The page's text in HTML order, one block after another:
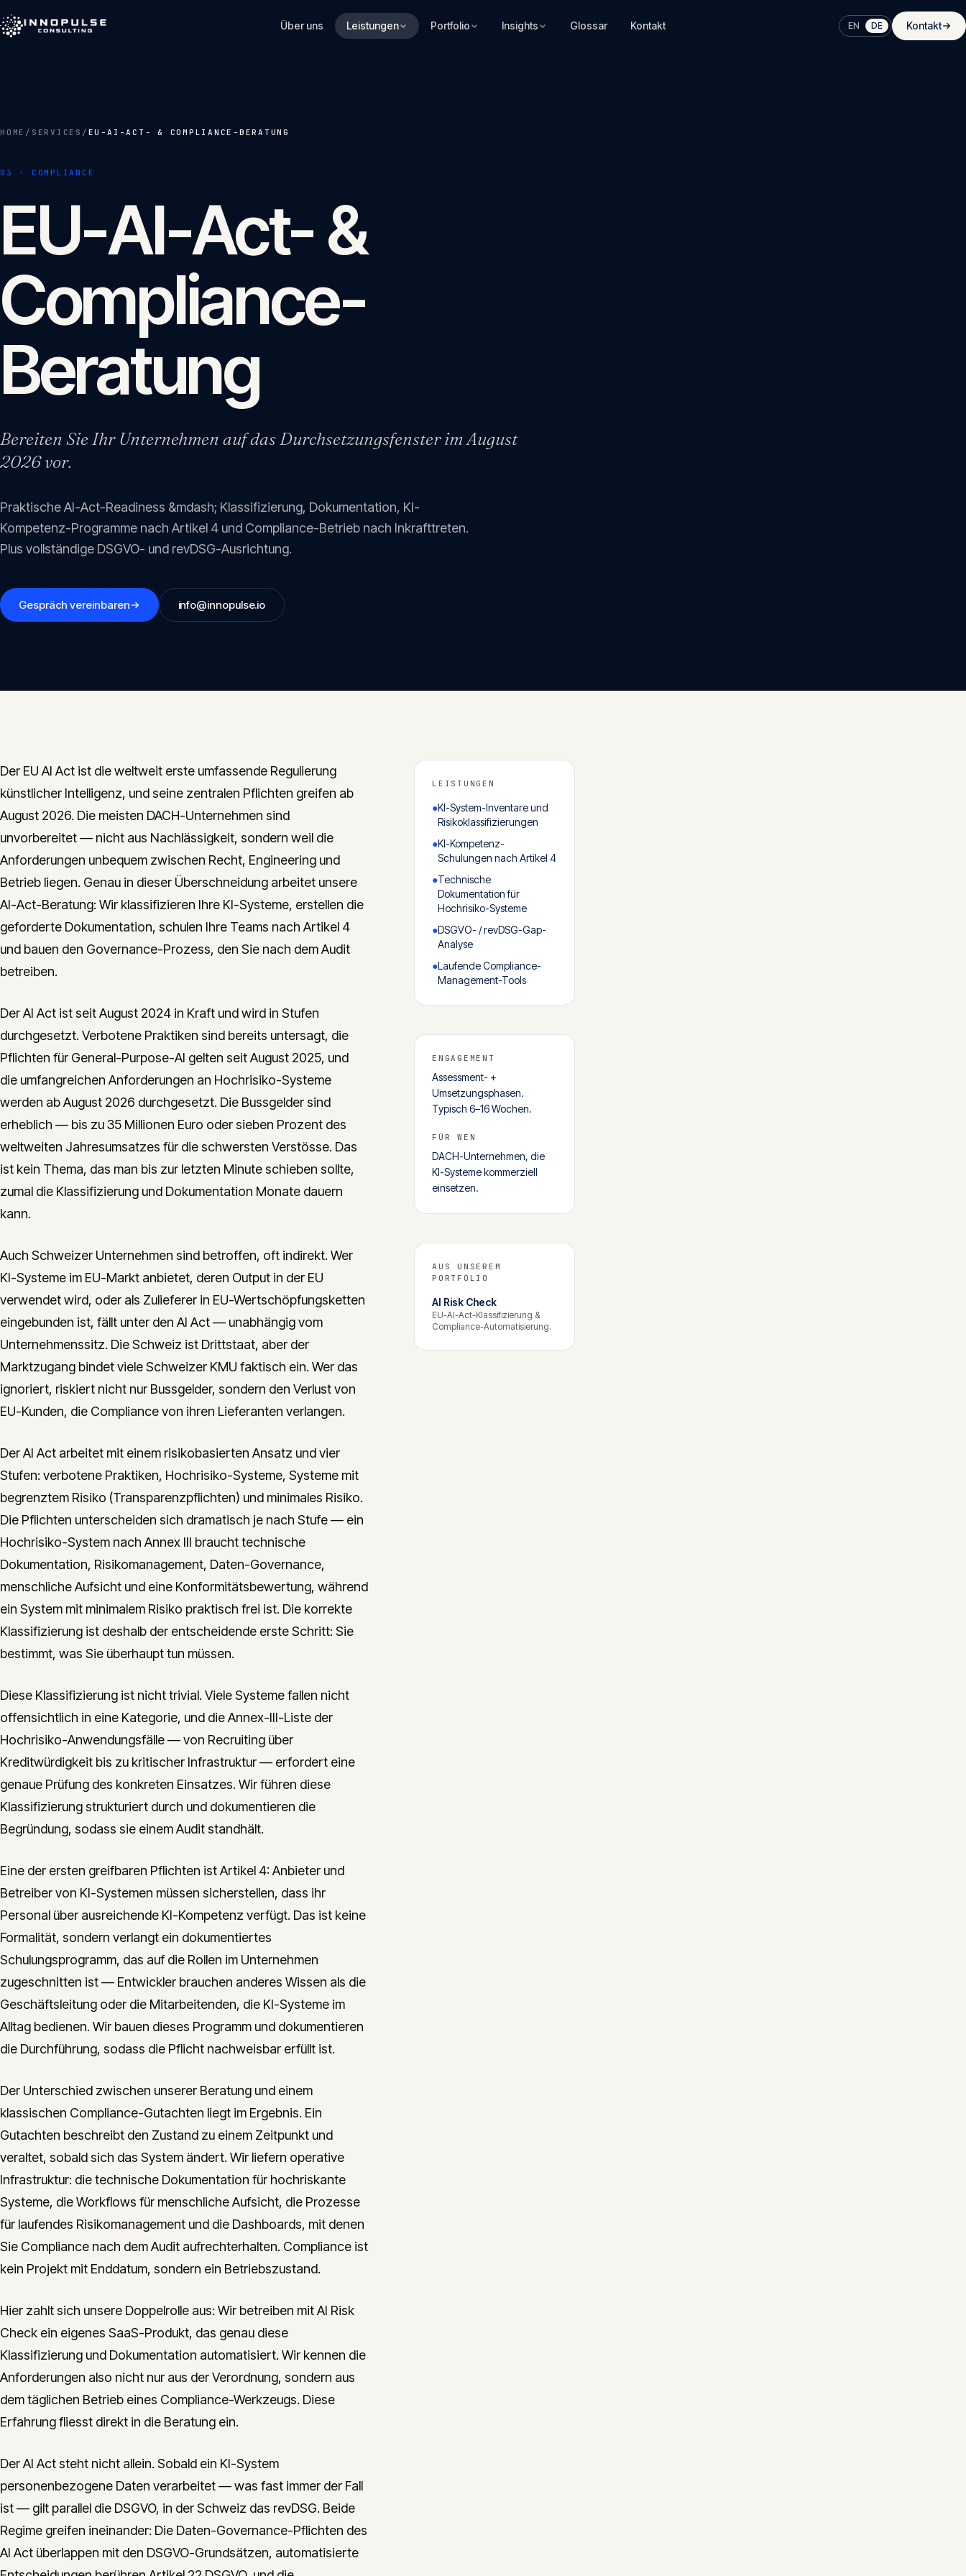
Über uns Leistungen Portfolio Insights Glossar Kontakt EN DE Kontakt
HOME / SERVICES / EU-AI-ACT- & COMPLIANCE-BERATUNG
03 · COMPLIANCE
EU-AI-Act- &
Compliance-
Beratung
Bereiten Sie Ihr Unternehmen auf das Durchsetzungsfenster im August
2026 vor.
Praktische AI-Act-Readiness &mdash; Klassifizierung, Dokumentation, KI-
Kompetenz-Programme nach Artikel 4 und Compliance-Betrieb nach Inkrafttreten.
Plus vollständige DSGVO- und revDSG-Ausrichtung.
Gespräch vereinbaren info@innopulse.io
Der EU AI Act ist die weltweit erste umfassende Regulierung
künstlicher Intelligenz, und seine zentralen Pflichten greifen ab
August 2026. Die meisten DACH-Unternehmen sind
unvorbereitet — nicht aus Nachlässigkeit, sondern weil die
Anforderungen unbequem zwischen Recht, Engineering und
Betrieb liegen. Genau in dieser Überschneidung arbeitet unsere
AI-Act-Beratung: Wir klassifizieren Ihre KI-Systeme, erstellen die
geforderte Dokumentation, schulen Ihre Teams nach Artikel 4
und bauen den Governance-Prozess, den Sie nach dem Audit
betreiben.
Der AI Act ist seit August 2024 in Kraft und wird in Stufen
durchgesetzt. Verbotene Praktiken sind bereits untersagt, die
Pflichten für General-Purpose-AI gelten seit August 2025, und
die umfangreichen Anforderungen an Hochrisiko-Systeme
werden ab August 2026 durchgesetzt. Die Bussgelder sind
erheblich — bis zu 35 Millionen Euro oder sieben Prozent des
weltweiten Jahresumsatzes für die schwersten Verstösse. Das
ist kein Thema, das man bis zur letzten Minute schieben sollte,
zumal die Klassifizierung und Dokumentation Monate dauern
kann.
Auch Schweizer Unternehmen sind betroffen, oft indirekt. Wer
KI-Systeme im EU-Markt anbietet, deren Output in der EU
verwendet wird, oder als Zulieferer in EU-Wertschöpfungsketten
eingebunden ist, fällt unter den AI Act — unabhängig vom
Unternehmenssitz. Die Schweiz ist Drittstaat, aber der
Marktzugang bindet viele Schweizer KMU faktisch ein. Wer das
ignoriert, riskiert nicht nur Bussgelder, sondern den Verlust von
EU-Kunden, die Compliance von ihren Lieferanten verlangen.
Der AI Act arbeitet mit einem risikobasierten Ansatz und vier
Stufen: verbotene Praktiken, Hochrisiko-Systeme, Systeme mit
begrenztem Risiko (Transparenzpflichten) und minimales Risiko.
Die Pflichten unterscheiden sich dramatisch je nach Stufe — ein
Hochrisiko-System nach Annex III braucht technische
Dokumentation, Risikomanagement, Daten-Governance,
menschliche Aufsicht und eine Konformitätsbewertung, während
ein System mit minimalem Risiko praktisch frei ist. Die korrekte
Klassifizierung ist deshalb der entscheidende erste Schritt: Sie
bestimmt, was Sie überhaupt tun müssen.
Diese Klassifizierung ist nicht trivial. Viele Systeme fallen nicht
offensichtlich in eine Kategorie, und die Annex-III-Liste der
Hochrisiko-Anwendungsfälle — von Recruiting über
Kreditwürdigkeit bis zu kritischer Infrastruktur — erfordert eine
genaue Prüfung des konkreten Einsatzes. Wir führen diese
Klassifizierung strukturiert durch und dokumentieren die
Begründung, sodass sie einem Audit standhält.
Eine der ersten greifbaren Pflichten ist Artikel 4: Anbieter und
Betreiber von KI-Systemen müssen sicherstellen, dass ihr
Personal über ausreichende KI-Kompetenz verfügt. Das ist keine
Formalität, sondern verlangt ein dokumentiertes
Schulungsprogramm, das auf die Rollen im Unternehmen
zugeschnitten ist — Entwickler brauchen anderes Wissen als die
Geschäftsleitung oder die Mitarbeitenden, die KI-Systeme im
Alltag bedienen. Wir bauen dieses Programm und dokumentieren
die Durchführung, sodass die Pflicht nachweisbar erfüllt ist.
Der Unterschied zwischen unserer Beratung und einem
klassischen Compliance-Gutachten liegt im Ergebnis. Ein
Gutachten beschreibt den Zustand zu einem Zeitpunkt und
veraltet, sobald sich das System ändert. Wir liefern operative
Infrastruktur: die technische Dokumentation für hochriskante
Systeme, die Workflows für menschliche Aufsicht, die Prozesse
für laufendes Risikomanagement und die Dashboards, mit denen
Sie Compliance nach dem Audit aufrechterhalten. Compliance ist
kein Projekt mit Enddatum, sondern ein Betriebszustand.
Hier zahlt sich unsere Doppelrolle aus: Wir betreiben mit AI Risk
Check ein eigenes SaaS-Produkt, das genau diese
Klassifizierung und Dokumentation automatisiert. Wir kennen die
Anforderungen also nicht nur aus der Verordnung, sondern aus
dem täglichen Betrieb eines Compliance-Werkzeugs. Diese
Erfahrung fliesst direkt in die Beratung ein.
Der AI Act steht nicht allein. Sobald ein KI-System
personenbezogene Daten verarbeitet — was fast immer der Fall
ist — gilt parallel die DSGVO, in der Schweiz das revDSG. Beide
Regime greifen ineinander: Die Daten-Governance-Pflichten des
AI Act überlappen mit den DSGVO-Grundsätzen, automatisierte
LEISTUNGEN
●KI-System-Inventare und
Risikoklassifizierungen
●KI-Kompetenz-
Schulungen nach Artikel 4
●Technische
Dokumentation für
Hochrisiko-Systeme
●DSGVO- / revDSG-Gap-
Analyse
●Laufende Compliance-
Management-Tools
ENGAGEMENT
Assessment- +
Umsetzungsphasen.
Typisch 6–16 Wochen.
FÜR WEN
DACH-Unternehmen, die
KI-Systeme kommerziell
einsetzen.
AUS UNSEREM
PORTFOLIO
AI Risk Check
EU-AI-Act-Klassifizierung &
Compliance-Automatisierung.